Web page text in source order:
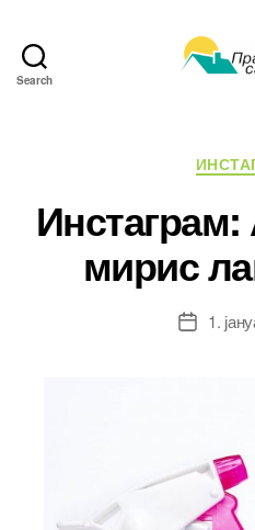
Search
мирис
Датум
1.